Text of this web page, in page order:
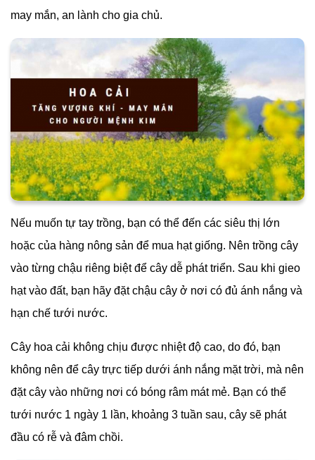
may mắn, an lành cho gia chủ.
Nếu muốn tự tay trồng, bạn có thể đến các siêu thị lớn
hoặc của hàng nông sản để mua hạt giống. Nên trồng cây
vào từng chậu riêng biệt để cây dễ phát triển. Sau khi gieo
hạt vào đất, bạn hãy đặt chậu cây ở nơi có đủ ánh nắng và
hạn chế tưới nước.
Cây hoa cải không chịu được nhiệt độ cao, do đó, bạn
không nên để cây trực tiếp dưới ánh nắng mặt trời, mà nên
đặt cây vào những nơi có bóng râm mát mẻ. Bạn có thể
tưới nước 1 ngày 1 lần, khoảng 3 tuần sau, cây sẽ phát
đầu có rễ và đâm chồi.